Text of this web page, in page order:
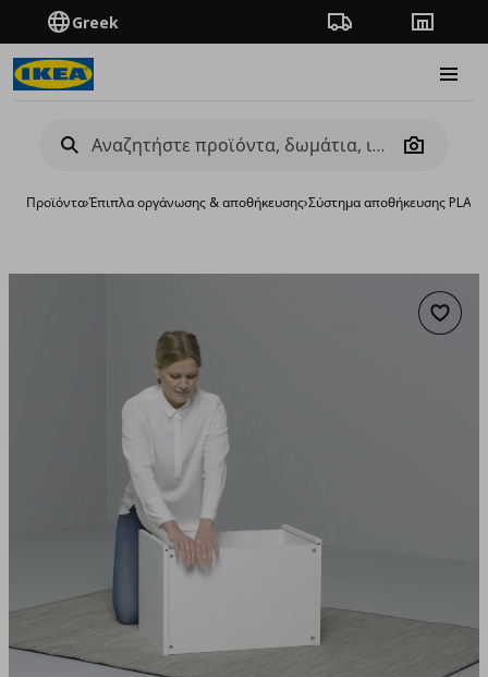
Greek Πορεία παραγγελίας
Camera
Προϊόντα›Έπιπλα οργάνωσης & αποθήκευσης›Σύστημα αποθήκευσης